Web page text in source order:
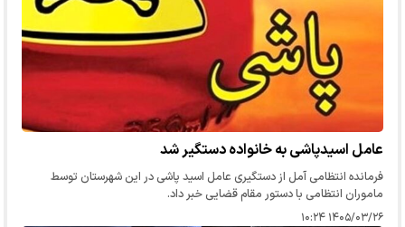
عامل اسیدپاشی به خانواده دستگیر شد
فرمانده انتظامی آمل از دستگیری عامل اسید پاشی در این شهرستان توسط
ماموران انتظامی با دستور مقام قضایی خبر داد.
۱۴۰۵/۰۳/۲۶ ۱۰:۲۴